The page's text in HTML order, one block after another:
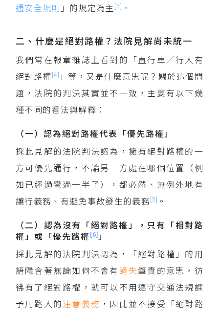
通安全規則 」的規定為主 [3] 。
二、什麼是絕對路權？法院見解尚未統一
我們常在報章雜誌上看到的「直行車／行人有
絕對路權[4] 」等，又是什麼意思呢？關於這個問
題，法院的判決其實並不一致，主要有以下幾
種不同的看法與解釋：
（一）認為絕對路權代表「優先路權」
採此見解的法院判決認為，擁有絕對路權的一
方可優先通行，不論另一方處在哪個位置（例
如已經過彎過一半了），都必然、無例外地有
讓行義務、有避免事故發生的義務[5] 。
（二）認為沒有「絕對路權」，只有「相對路
權」或「優先路權 [6]」
採此見解的法院判決認為，「絕對路權」的用
語隱含著無論如何不會有 過失肇責的意思，彷
彿有了絕對路權，就可以不用遵守交通法規課
予用路人的注意義務 ，因此並不接受「絕對路